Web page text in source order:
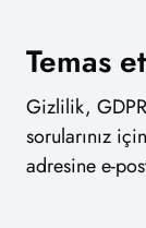
Temas
Gizlilik,
sorularınız
adresine e-